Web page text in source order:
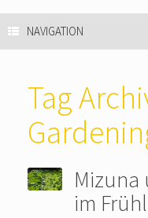
NAVIGATION
Tag
Mizuna
im